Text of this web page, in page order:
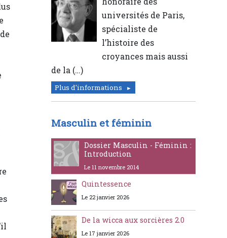
universités de Paris,
spécialiste de
l’histoire des
croyances mais aussi
de la (…)
Plus d'informations
Masculin et féminin
Dossier Masculin - Féminin :
Introduction
Le 11 novembre 2014
Quintessence
Le 22 janvier 2026
De la wicca aux sorcières 2.0
Le 17 janvier 2026